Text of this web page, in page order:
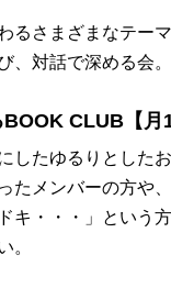
るさまざまなテー
、対話で深める会。
CLUB【月1
したゆるりとした
たメンバーの方や
キ・・・」という
。